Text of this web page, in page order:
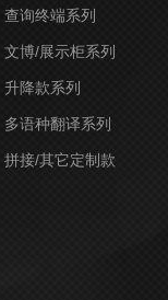
查询终端系列
文博/展示柜系列
升降款系列
多语种翻译系列
拼接/其它定制款